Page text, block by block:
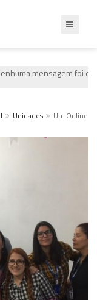
mensagem foi
Unidades Un. Online